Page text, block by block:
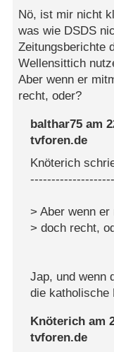
Nö, ist mir nicht
was wie DSDS
Zeitungsberichte
Wellensittich
Aber wenn er
recht, oder?
balthar75 am
tvforen.de
Knöterich
> Aber wenn
> doch recht,
Jap, und wenn
die katholische
Knöterich am
tvforen.de